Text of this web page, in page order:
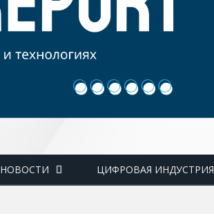
НОВОСТИ ЦИФРОВАЯ ИНДУСТРИЯ